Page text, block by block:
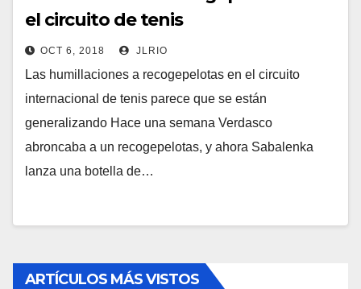
el circuito de tenis
OCT 6, 2018 JLRIO
Las humillaciones a recogepelotas en el circuito
internacional de tenis parece que se están
generalizando Hace una semana Verdasco
abroncaba a un recogepelotas, y ahora Sabalenka
lanza una botella de…
ARTÍCULOS MÁS VISTOS